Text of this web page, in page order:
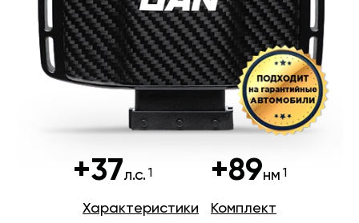
+37л.с. +89нм
Характеристики Комплект